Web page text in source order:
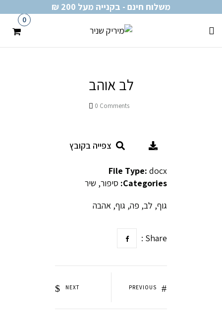
משלוח חינם - בקנייה מעל 200 ₪
0
לב אוהב
0 Comments
גוף, לב, פה, גוף, אהבה
צפייה בקובץ
File Type: docx
Categories: סיפור, שיר
Share :
PREVIOUS
NEXT